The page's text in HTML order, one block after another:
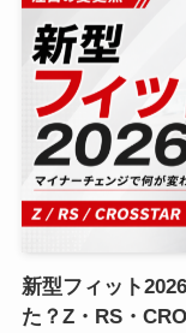
新型フィット
た？Z・RS・